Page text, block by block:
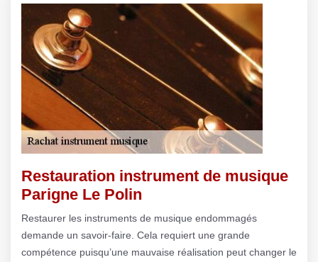
Restauration instrument de musique
Parigne Le Polin
Restaurer les instruments de musique endommagés
demande un savoir-faire. Cela requiert une grande
compétence puisqu’une mauvaise réalisation peut changer le